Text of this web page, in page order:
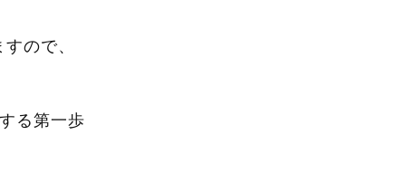
ので、
る第一歩